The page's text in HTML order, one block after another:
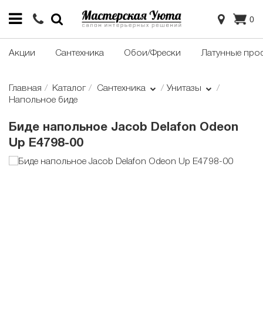
0
Акции Сантехника Обои/Фрески Латунные
Главная Каталог Сантехника
Унитазы
Напольное биде
Биде напольное Jacob Delafon Odeon
Up E4798-00